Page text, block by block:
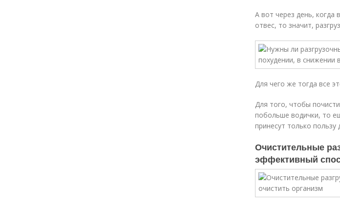
А вот через день, когда
отвес, то значит,
Для чего же тогда все
Для того, чтобы
побольше водички, то
принесут только пользу
Очистительные
эффективный